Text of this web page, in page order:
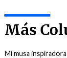
Más
Mi musa inspiradora